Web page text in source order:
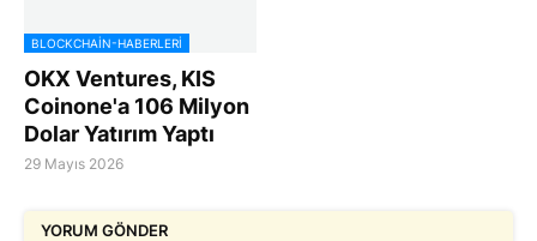
BLOCKCHAIN-HABERLERI
OKX Ventures, KIS
Coinone'a 106 Milyon
Dolar Yatırım Yaptı
29 Mayıs 2026
YORUM GÖNDER